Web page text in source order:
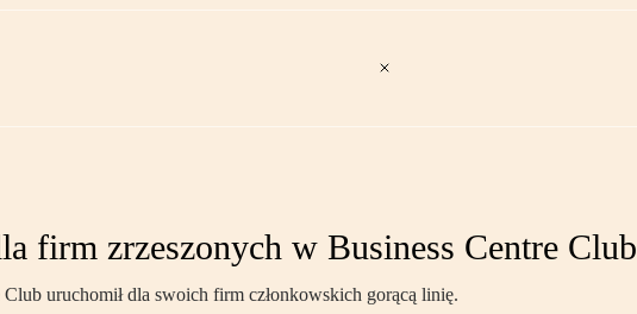
firm zrzeszonych w Business Centre Club
uruchomił dla swoich firm członkowskich gorącą linię.